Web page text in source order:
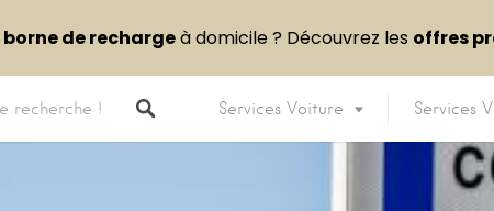
Services Voiture Services
borne de rechargeà domicile ? Découvrez les offres